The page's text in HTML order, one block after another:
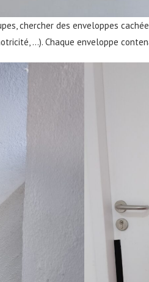
chercher des enveloppes
…). Chaque enveloppe